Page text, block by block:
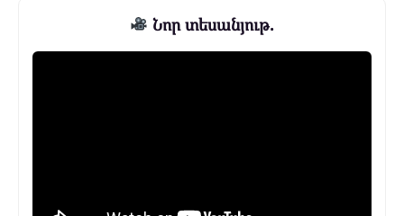
Նոր տեսանյութ.